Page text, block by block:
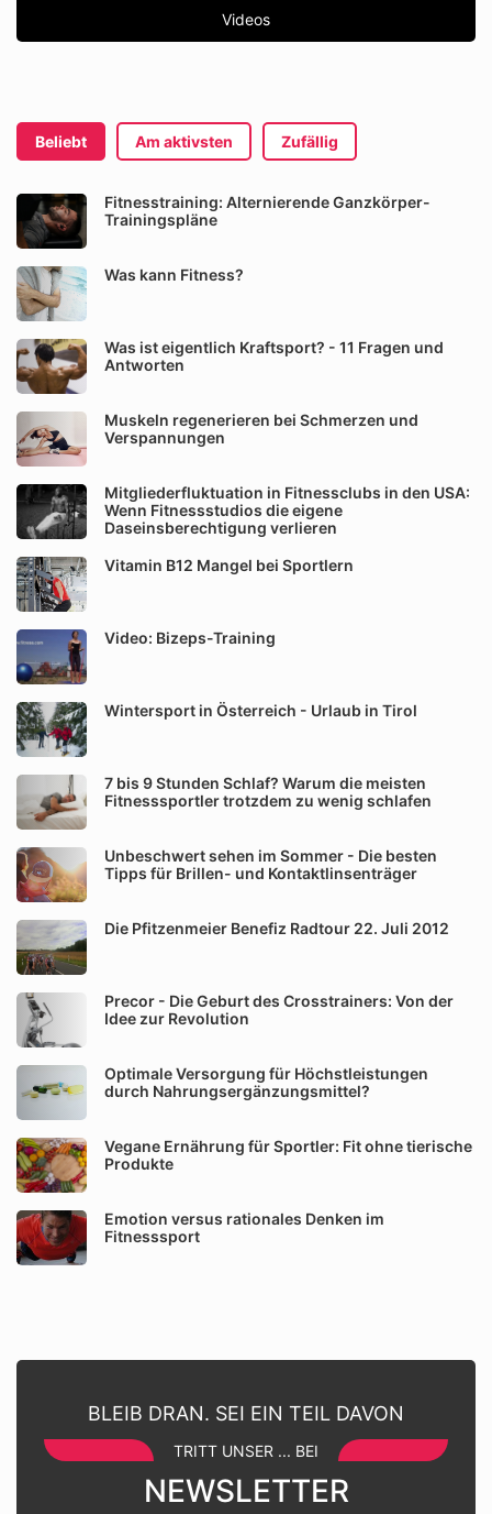
Videos
Beliebt Am aktivsten Zufällig
Fitnesstraining: Alternierende Ganzkörper-
Trainingspläne
Was kann Fitness?
Was ist eigentlich Kraftsport? - 11 Fragen und
Antworten
Muskeln regenerieren bei Schmerzen und
Verspannungen
Mitgliederfluktuation in Fitnessclubs in den USA:
Wenn Fitnessstudios die eigene
Daseinsberechtigung verlieren
Vitamin B12 Mangel bei Sportlern
Video: Bizeps-Training
Wintersport in Österreich - Urlaub in Tirol
7 bis 9 Stunden Schlaf? Warum die meisten
Fitnesssportler trotzdem zu wenig schlafen
Unbeschwert sehen im Sommer - Die besten
Tipps für Brillen- und Kontaktlinsenträger
Die Pfitzenmeier Benefiz Radtour 22. Juli 2012
Precor - Die Geburt des Crosstrainers: Von der
Idee zur Revolution
Optimale Versorgung für Höchstleistungen
durch Nahrungsergänzungsmittel?
Vegane Ernährung für Sportler: Fit ohne tierische
Produkte
Emotion versus rationales Denken im
Fitnesssport
BLEIB DRAN. SEI EIN TEIL DAVON
TRITT UNSER ... BEI
NEWSLETTER